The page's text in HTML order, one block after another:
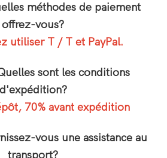
méthodes de paiement
offrez-vous?
utiliser T / T et PayPal.
sont les conditions
d'expédition?
70% avant expédition
vous une assistance au
transport?